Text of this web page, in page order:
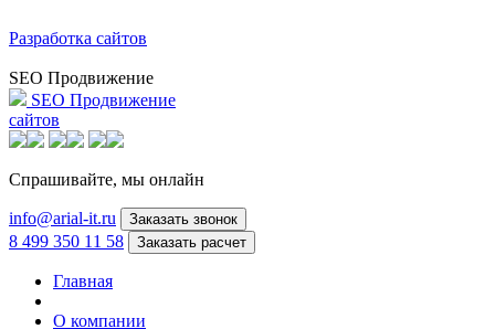
Разработка сайтов
SEO Продвижение
SEO Продвижение
сайтов
Спрашивайте, мы онлайн
info@arial-it.ru Заказать звонок
8 499 350 11 58 Заказать расчет
Главная
О компании